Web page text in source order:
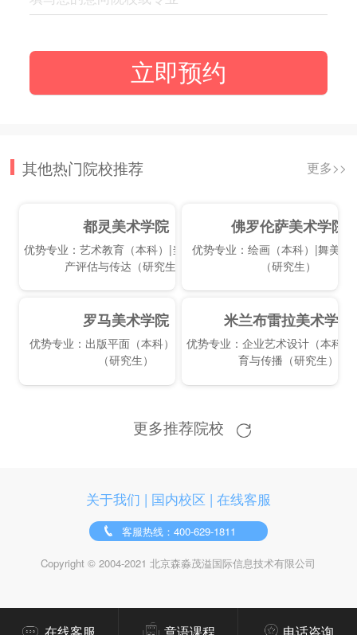
其他热门院校推荐 更多>>
都灵美术学院
优势专业：艺术教育（本科）|当代艺术遗
产评估与传达（研究生）
佛罗伦萨美术学院
优势专业：绘画（本科）|舞美造
（研究生）
罗马美术学院
优势专业：出版平面（本科）|艺术疗法
（研究生）
米兰布雷拉美术学院
优势专业：企业艺术设计（本科
育与传播（研究生）
更多推荐院校
关于我们 | 国内校区 | 在线客服
客服热线：400-629-1811
Copyright © 2004-2021 北京森淼茂溢国际信息技术有限公司
在线客服 意语课程 电话咨询